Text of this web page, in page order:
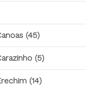
(45)
(5)
(14)